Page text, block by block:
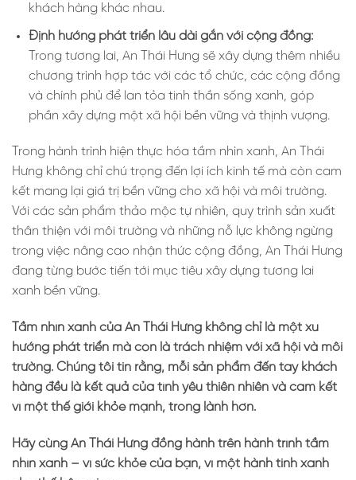
khách hàng khác nhau.
Định hướng phát triển lâu dài gắn với cộng đồng:
Trong tương lai, An Thái Hưng sẽ xây dựng thêm nhiều
chương trình hợp tác với các tổ chức, các cộng đồng
và chính phủ để lan tỏa tinh thần sống xanh, góp
phần xây dựng một xã hội bền vững và thịnh vượng.
Trong hành trình hiện thực hóa tầm nhìn xanh, An Thái
Hưng không chỉ chú trọng đến lợi ích kinh tế mà còn cam
kết mang lại giá trị bền vững cho xã hội và môi trường.
Với các sản phẩm thảo mộc tự nhiên, quy trình sản xuất
thân thiện với môi trường và những nỗ lực không ngừng
trong việc nâng cao nhận thức cộng đồng, An Thái Hưng
đang từng bước tiến tới mục tiêu xây dựng tương lai
xanh bền vững.
Tầm nhìn xanh của An Thái Hưng không chỉ là một xu
hướng phát triển mà còn là trách nhiệm với xã hội và môi
trường. Chúng tôi tin rằng, mỗi sản phẩm đến tay khách
hàng đều là kết quả của tình yêu thiên nhiên và cam kết
vì một thế giới khỏe mạnh, trong lành hơn.
Hãy cùng An Thái Hưng đồng hành trên hành trình tầm
nhìn xanh – vì sức khỏe của bạn, vì một hành tinh xanh